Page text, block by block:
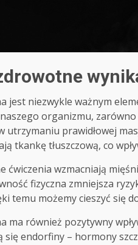
jest niezwykle ważnym
organizmu,
utrzymaniu prawidłowej
tkankę tłuszczową, co
ćwiczenia wzmacniają
fizyczna zmniejsza
temu możemy cieszyć się
ma również pozytywny
się endorfiny – hormony